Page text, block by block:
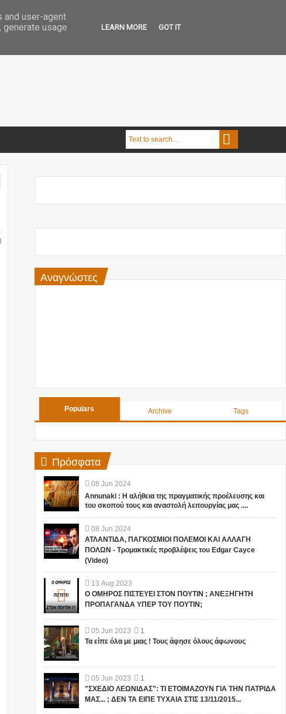
Αναγνώστες
Populars Archive Tags
Πρόσφατα
08 Jun 2024
Annunaki : Η αλήθεια της πραγματικής προέλευσης και
του σκοπού τους και αναστολή λειτουργίας μας ....
08 Jun 2024
ΑΤΛΑΝΤΙΔΑ, ΠΑΓΚΟΣΜΙΟΙ ΠΟΛΕΜΟΙ ΚΑΙ ΑΛΛΑΓΗ
ΠΟΛΩΝ - Τρομακτικές προβλέψεις του Edgar Cayce
(Video)
13 Aug 2023
Ο ΟΜΗΡΟΣ ΠΙΣΤΕΥΕΙ ΣΤΟΝ ΠΟΥΤΙΝ ; ΑΝΕΞΗΓΗΤΗ
ΠΡΟΠΑΓΑΝΔΑ ΥΠΕΡ ΤΟΥ ΠΟΥΤΙΝ;
05 Jun 2023
1
Τα είπε όλα με μιας ! Τους άφησε όλους άφωνους
05 Jun 2023
1
"ΣΧΕΔΙΟ ΛΕΩΝΙΔΑΣ": ΤΙ ΕΤΟΙΜΑΖΟΥΝ ΓΙΑ ΤΗΝ ΠΑΤΡΙΔΑ
ΜΑΣ... ; ΔΕΝ ΤΑ ΕΙΠΕ ΤΥΧΑΙΑ ΣΤΙΣ 13/11/2015...
and user-agent
usage
LEARN MORE GOT IT